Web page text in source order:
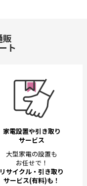
販
ト
家電設置や引き取り
サービス
大型家電の設置も
お任せで！
リサイクル・引き取り
サービス(有料)も！